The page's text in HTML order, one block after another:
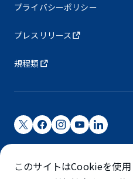
プライバシーポリシー
プレスリリース
規程類
成田国際空港株式会社
成田国際空港は成田国際空港㈱（NAA）が運
このサイトはCookieを使用